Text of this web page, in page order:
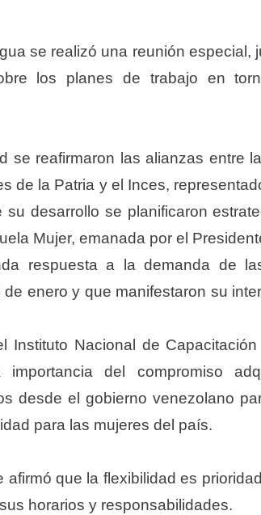
se realizó una reunión especial,
los planes de trabajo en
se reafirmaron las alianzas entre
de la Patria y el Inces,
su desarrollo se planificaron
Mujer, emanada por el
respuesta a la demanda de
enero y que manifestaron su
Instituto Nacional de
importancia del compromiso
desde el gobierno venezolano
para las mujeres del país.
afirmó que la flexibilidad es
horarios y responsabilidades.